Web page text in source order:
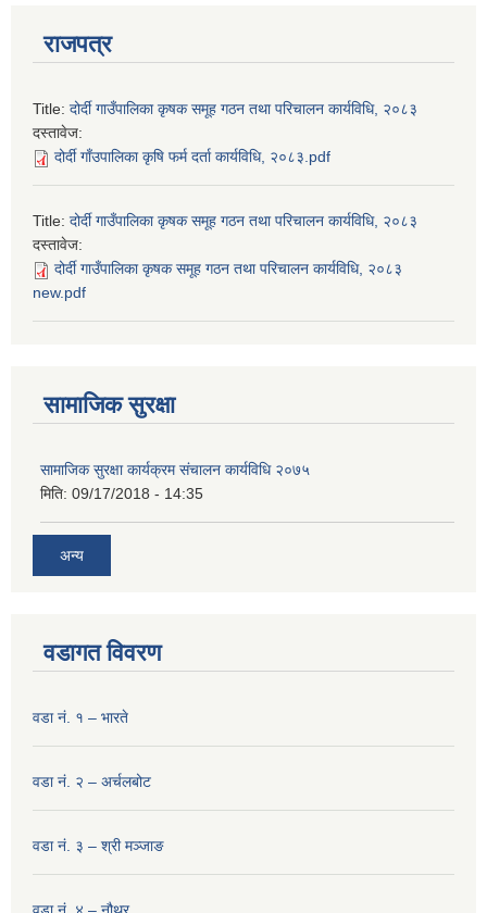
राजपत्र
Title: दोर्दी गाउँपालिका कृषक समूह गठन तथा परिचालन कार्यविधि, २०८३
दस्तावेज:
दोर्दी गाँउपालिका कृषि फर्म दर्ता कार्यविधि, २०८३.pdf
Title: दोर्दी गाउँपालिका कृषक समूह गठन तथा परिचालन कार्यविधि, २०८३
दस्तावेज:
दोर्दी गाउँपालिका कृषक समूह गठन तथा परिचालन कार्यविधि, २०८३
new.pdf
सामाजिक सुरक्षा
सामाजिक सुरक्षा कार्यक्रम संचालन कार्यविधि २०७५
मिति: 09/17/2018 - 14:35
अन्य
वडागत विवरण
वडा नं. १ – भारते
वडा नं. २ – अर्चलबोट
वडा नं. ३ – श्री मञ्‍जाङ
वडा नं. ४ – नौथर